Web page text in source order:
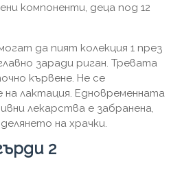
компоненти, деца под 12
да пият колекция 1 през
заради риган. Тревата
кървене. Не се
лактация. Едновременната
лекарства е забранена,
на храчки.
2